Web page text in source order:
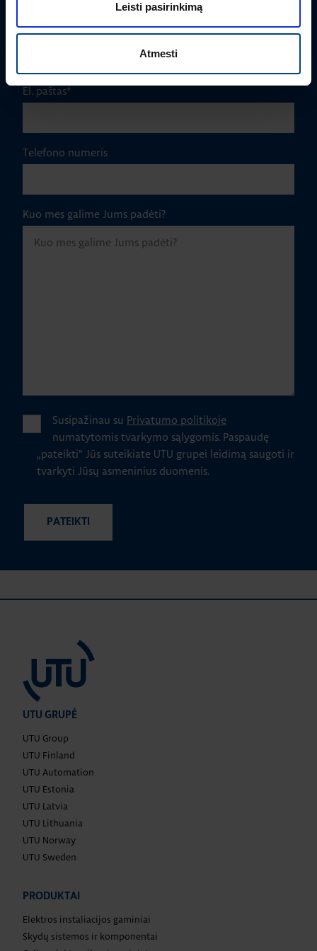
Leisti pasirinkimą
Atmesti
Įmonė
El. paštas*
Telefono numeris
Kuo mes galime Jums padėti?
Susipažinau su Privatumo politikoje
numatytomis tvarkymo sąlygomis. Paspaudę
„pateikti" Jūs suteikiate UTU grupei leidimą saugoti ir
tvarkyti Jūsų asmeninius duomenis.
UTU GRUPĖ
UTU Group
UTU Finland
UTU Automation
UTU Estonia
UTU Latvia
UTU Lithuania
UTU Norway
UTU Sweden
PRODUKTAI
Elektros instaliacijos gaminiai
Skydų sistemos ir komponentai